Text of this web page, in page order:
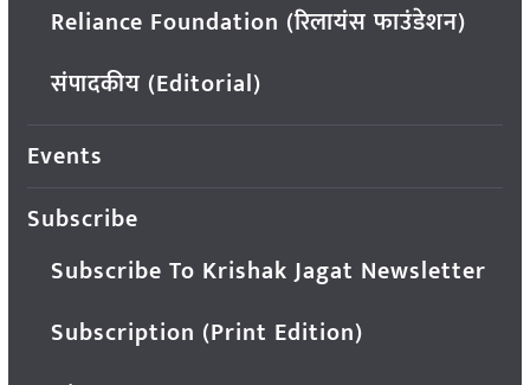
Reliance Foundation (रिलायंस फाउंडेशन)
संपादकीय (Editorial)
Events
Subscribe
Subscribe To Krishak Jagat Newsletter
Subscription (Print Edition)